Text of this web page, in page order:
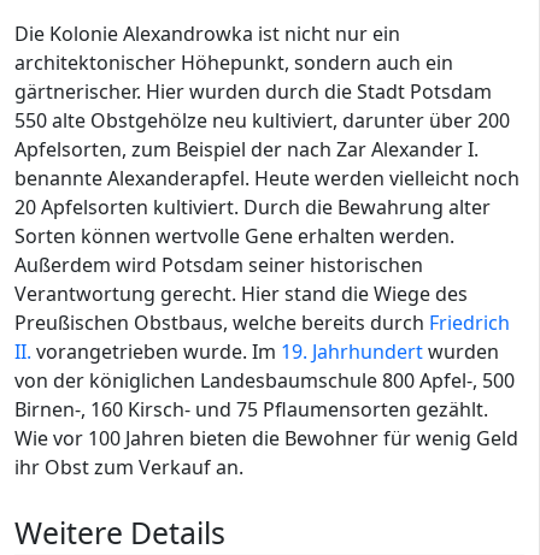
Die Kolonie Alexandrowka ist nicht nur ein
architektonischer Höhepunkt, sondern auch ein
gärtnerischer. Hier wurden durch die Stadt Potsdam
550 alte Obstgehölze neu kultiviert, darunter über 200
Apfelsorten, zum Beispiel der nach Zar Alexander I.
benannte Alexanderapfel. Heute werden vielleicht noch
20 Apfelsorten kultiviert. Durch die Bewahrung alter
Sorten können wertvolle Gene erhalten werden.
Außerdem wird Potsdam seiner historischen
Verantwortung gerecht. Hier stand die Wiege des
Preußischen Obstbaus, welche bereits durch Friedrich
II. vorangetrieben wurde. Im 19. Jahrhundertwurden
von der königlichen Landesbaumschule 800 Apfel-, 500
Birnen-, 160 Kirsch- und 75 Pflaumensorten gezählt.
Wie vor 100 Jahren bieten die Bewohner für wenig Geld
ihr Obst zum Verkauf an.
Weitere Details